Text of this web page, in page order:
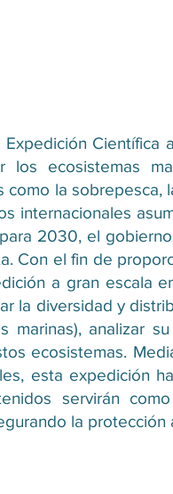
Científica
los ecosistemas
como la sobrepesca,
internacionales
2030, el
Con el fin de
a gran escala
la diversidad y
marinas), analizar
ecosistemas.
esta expedición
servirán
la